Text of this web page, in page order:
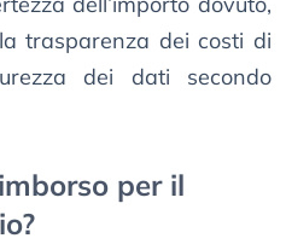
trasparenza dei costi di
dei dati secondo
per il